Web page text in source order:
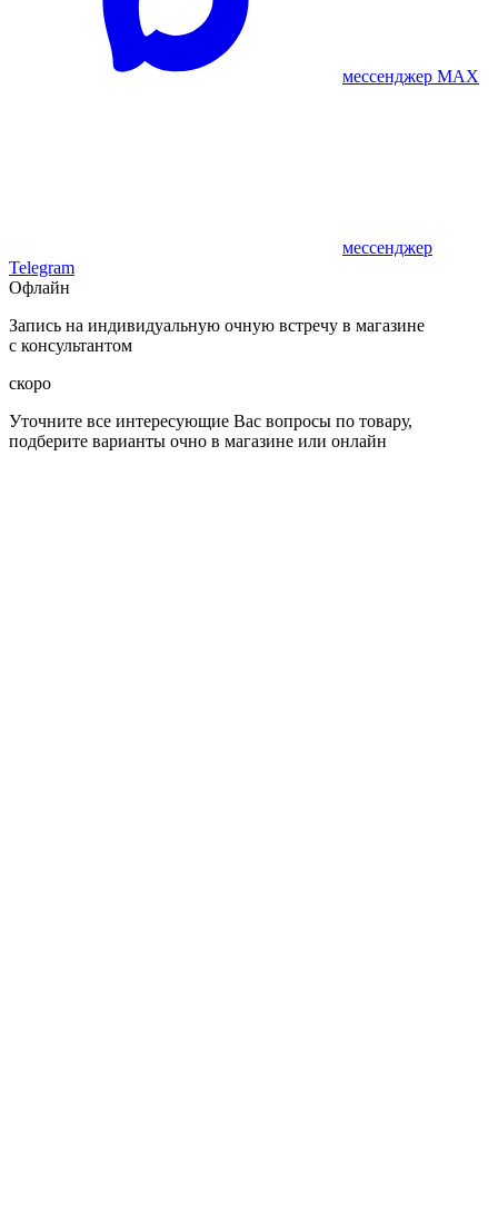
мессенджер MAX
мессенджер
Telegram
Офлайн
Запись на индивидуальную очную встречу в магазине
с консультантом
скоро
Уточните все интересующие Вас вопросы по товару,
подберите варианты очно в магазине или онлайн